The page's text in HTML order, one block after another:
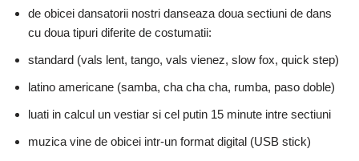
de obicei dansatorii nostri danseaza doua sectiuni de dans
cu doua tipuri diferite de costumatii:
standard (vals lent, tango, vals vienez, slow fox, quick step)
latino americane (samba, cha cha cha, rumba, paso doble)
luati in calcul un vestiar si cel putin 15 minute intre sectiuni
muzica vine de obicei intr-un format digital (USB stick)